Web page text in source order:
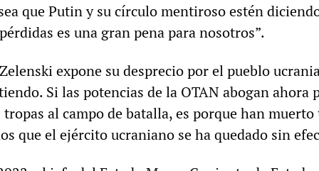
que Putin y su círculo mentiroso estén
es una gran pena para nosotros”.
expone su desprecio por el pueblo
Si las potencias de la OTAN abogan ahora
al campo de batalla, es porque han
que el ejército ucraniano se ha quedado sin